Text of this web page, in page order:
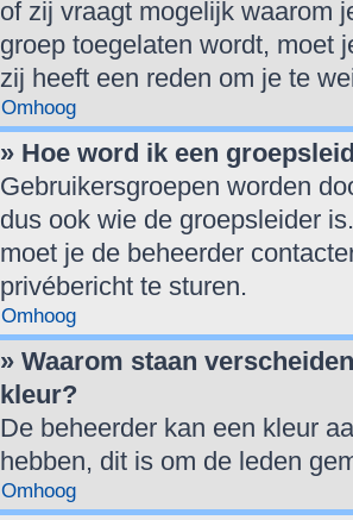
of zij vraagt mogelijk waarom
groep toegelaten wordt, moet
zij heeft een reden om je te
Omhoog
» Hoe word ik een
Gebruikersgroepen worden
dus ook wie de groepsleider
moet je de beheerder
privébericht te sturen.
Omhoog
» Waarom staan
kleur?
De beheerder kan een kleur
hebben, dit is om de leden
Omhoog